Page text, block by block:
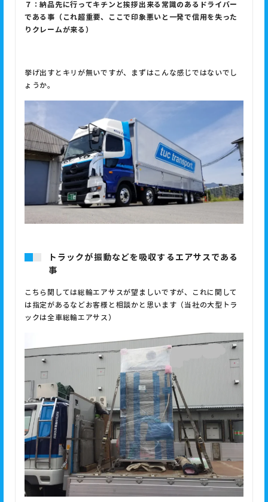
７：納品先に行ってキチンと挨拶出来る常識のあるドライバー
である事（これ超重要、ここで印象悪いと一発で信用を失った
りクレームが来る）
挙げ出すとキリが無いですが、まずはこんな感じではないでし
ょうか。
トラックが振動などを吸収するエアサスである
事
こちら関しては総輪エアサスが望ましいですが、これに関して
は指定があるなどお客様と相談かと思います（当社の大型トラ
ックは全車総輪エアサス）